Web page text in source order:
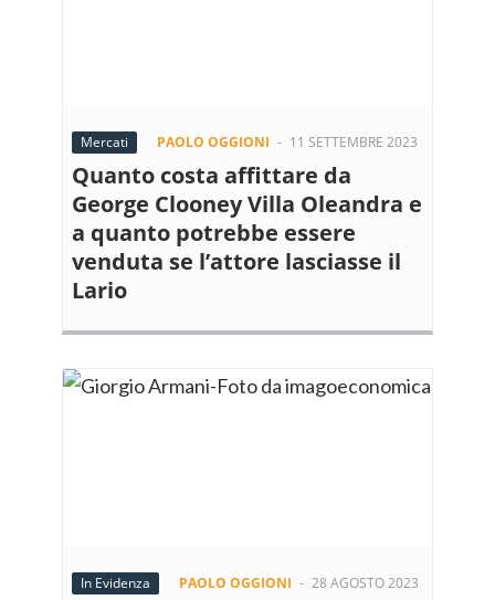
Mercati PAOLO OGGIONI - 11 SETTEMBRE 2023
Quanto costa affittare da
George Clooney Villa Oleandra e
a quanto potrebbe essere
venduta se l’attore lasciasse il
Lario
In Evidenza PAOLO OGGIONI - 28 AGOSTO 2023